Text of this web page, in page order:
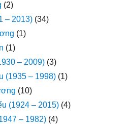
(2)
– 2013) (34)
(1)
(1)
– 2009) (3)
(1935 – 1998) (1)
(10)
(1924 – 2015) (4)
– 1982) (4)